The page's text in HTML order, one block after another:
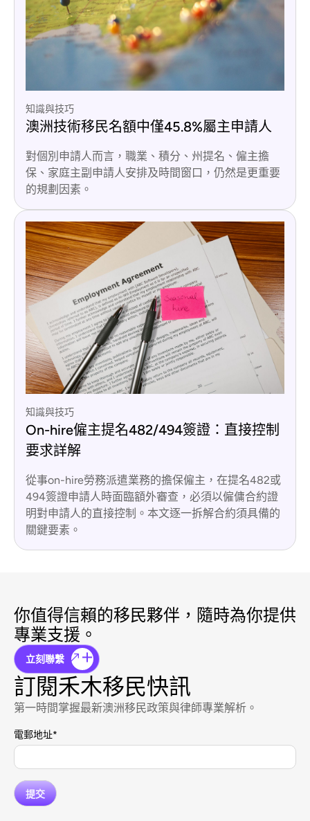
知識與技巧
澳洲技術移民名額中僅45.8%屬主申請人
對個別申請人而言，職業、積分、州提名、僱主擔
保、家庭主副申請人安排及時間窗口，仍然是更重要
的規劃因素。
知識與技巧
On-hire僱主提名482/494簽證：直接控制
要求詳解
從事on-hire勞務派遣業務的擔保僱主，在提名482或
494簽證申請人時面臨額外審查，必須以僱傭合約證
明對申請人的直接控制。本文逐一拆解合約須具備的
關鍵要素。
你值得信賴的移民夥伴，隨時為你提供
專業支援。
立刻聯繫
訂閱禾木移民快訊
第一時間掌握最新澳洲移民政策與律師專業解析。
電郵地址*